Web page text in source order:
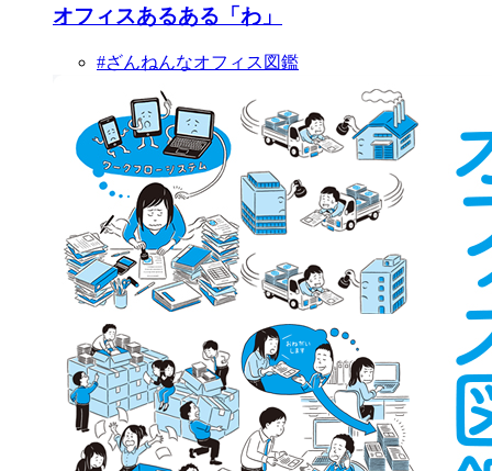
オフィスあるある「わ」
#ざんねんなオフィス図鑑